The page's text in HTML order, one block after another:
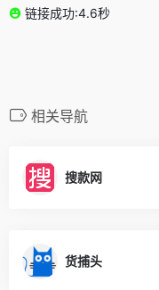
链接成功:4.6秒
相关导航
搜款网
货捕头